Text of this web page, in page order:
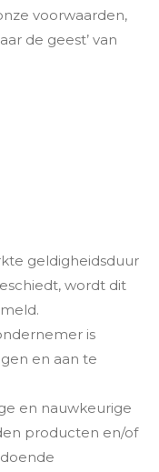
voorwaarden,
de geest’ van
geldigheidsduur
wordt dit
is
en aan te
en nauwkeurige
producten en/of